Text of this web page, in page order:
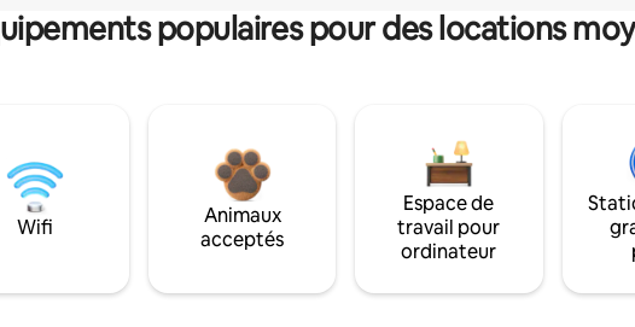
populaires pour des locations
Wifi
Animaux
acceptés
Espace de
travail pour
ordinateur